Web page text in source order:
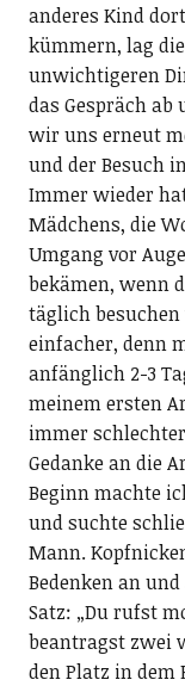
anderes Kind
kümmern, lag
unwichtigeren
das Gespräch
wir uns erneut
und der Besuch
Immer wieder
Mädchens, die
Umgang vor
bekämen, wenn
täglich
einfacher, denn
anfänglich 2-3
meinem ersten
immer
Gedanke an die
Beginn machte
und suchte
Mann.
Bedenken an
Satz: „Du rufst
beantragst zwei
den Platz in dem